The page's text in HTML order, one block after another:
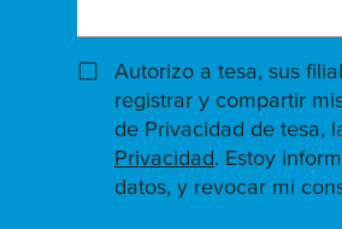
Autorizo a tesa, sus
registrar y compartir
de Privacidad de tesa,
Privacidad. Estoy
datos, y revocar mi